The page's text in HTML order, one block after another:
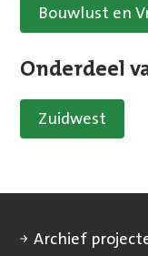
Bouwlust en
Onderdeel
Zuidwest
Archief